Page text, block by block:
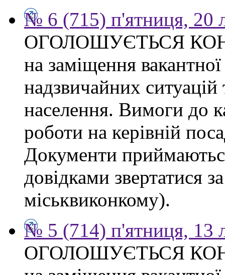
№ 6 (715) п'ятниця, 20
ОГОЛОШУЄТЬСЯ
на заміщення
надзвичайних ситуацій
населення. Вимоги до
роботи на керівній
Документи
довідками звертатися
міськвиконкому).
№ 5 (714) п'ятниця, 13
ОГОЛОШУЄТЬСЯ